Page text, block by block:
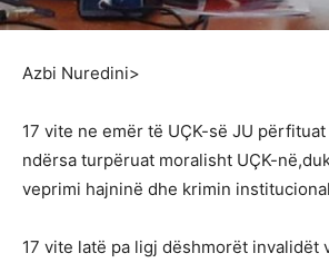
Azbi Nuredini>
17 vite ne emër të UÇK-së JU
ndërsa turpëruat moralisht UÇK-
veprimi hajninë dhe krimin
17 vite latë pa ligj dëshmorët invalidët